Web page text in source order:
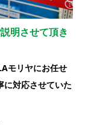
明させて頂き
モリヤにお任せ
に対応させていた